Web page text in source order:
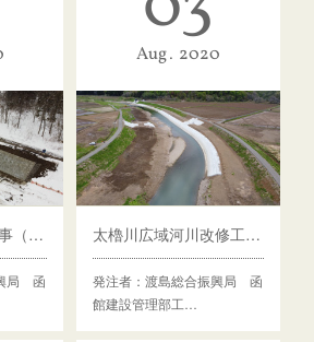
大沼外道単改修工事（特対）外
局 函
Aug 2020
太櫓川広域河川改修工事【東陽・松本建設経常JV】
発注者：渡島総合振興局 函
館建設管理部工…